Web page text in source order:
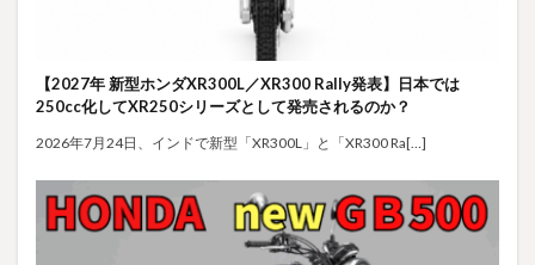
【2027年 新型ホンダXR300L／XR300 Rally発表】日本では
250cc化してXR250シリーズとして発売されるのか？
2026年7月24日、インドで新型「XR300L」と「XR300 Ra[…]